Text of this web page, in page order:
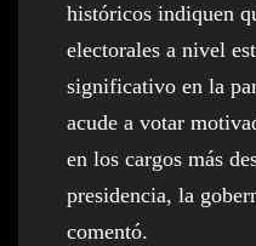
históricos indiquen
electorales a nivel
significativo en la
acude a votar
en los cargos más
presidencia, la
comentó.